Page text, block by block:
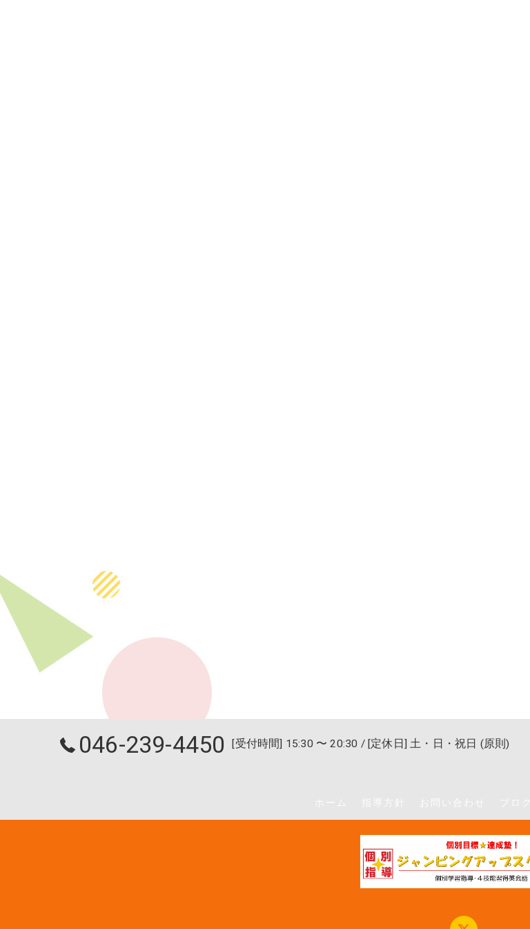
046-239-4450 [受付時間] 15:30 〜 20:30 / [定休日] 土・日・祝日 (原則)
ホーム 指導方針 お問い合わせ ブログ